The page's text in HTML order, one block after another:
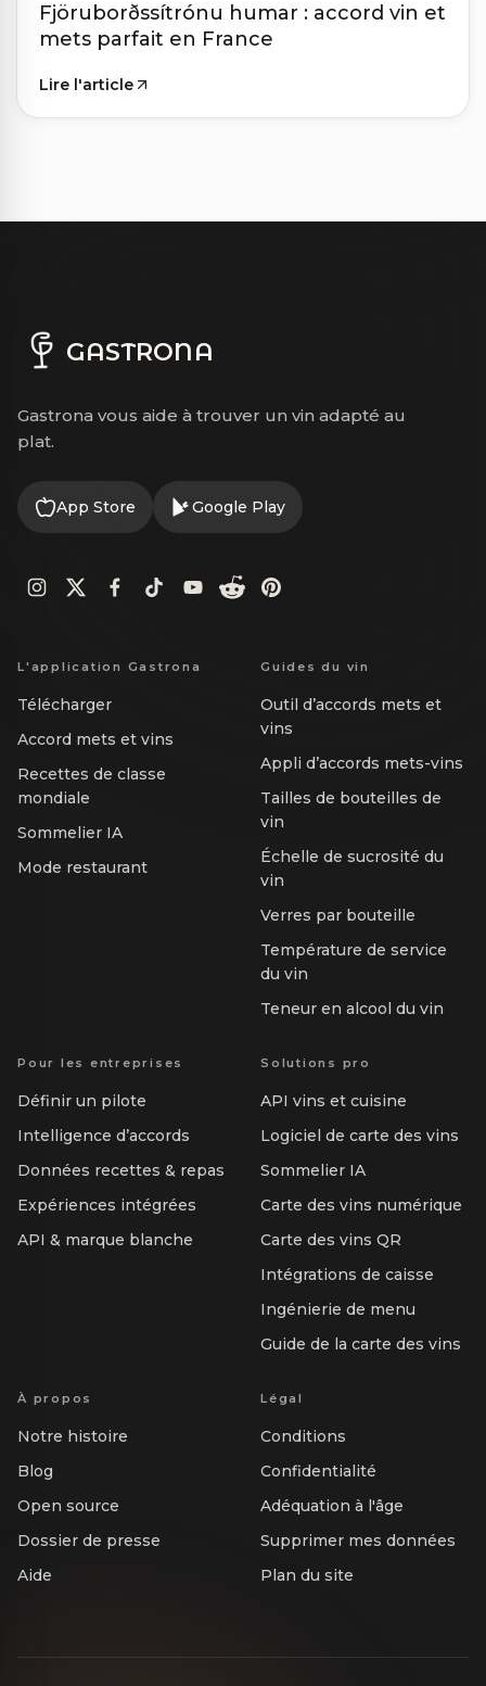
Fjöruborðssítrónu humar : accord vin et
mets parfait en France
Lire l'article
GASTRONA
Gastrona vous aide à trouver un vin adapté au
plat.
App Store Google Play
L'application Gastrona
Télécharger
Accord mets et vins
Recettes de classe
mondiale
Sommelier IA
Mode restaurant
Guides du vin
Outil d’accords mets et
vins
Appli d’accords mets-vins
Tailles de bouteilles de
vin
Échelle de sucrosité du
vin
Verres par bouteille
Température de service
du vin
Teneur en alcool du vin
Pour les entreprises
Définir un pilote
Intelligence d’accords
Données recettes & repas
Expériences intégrées
API & marque blanche
Solutions pro
API vins et cuisine
Logiciel de carte des vins
Sommelier IA
Carte des vins numérique
Carte des vins QR
Intégrations de caisse
Ingénierie de menu
Guide de la carte des vins
À propos
Notre histoire
Blog
Open source
Dossier de presse
Aide
Légal
Conditions
Confidentialité
Adéquation à l'âge
Supprimer mes données
Plan du site